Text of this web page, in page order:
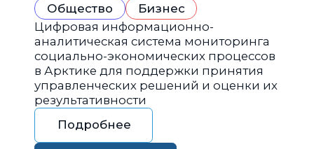
Общество
Бизнес
Цифровая информационно-
аналитическая система мониторинга
социально-экономических процессов
в Арктике для поддержки принятия
управленческих решений и оценки их
результативности
Подробнее